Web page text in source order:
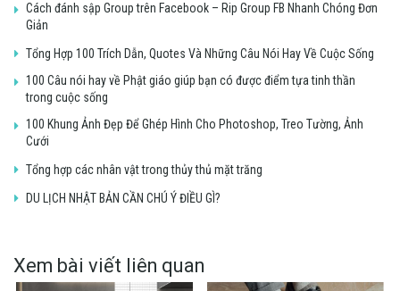
Cách đánh sập Group trên Facebook – Rip Group FB Nhanh Chóng Đơn
Giản
Tổng Hợp 100 Trích Dẫn, Quotes Và Những Câu Nói Hay Về Cuộc Sống
100 Câu nói hay về Phật giáo giúp bạn có được điểm tựa tinh thần
trong cuộc sống
100 Khung Ảnh Đẹp Để Ghép Hình Cho Photoshop, Treo Tường, Ảnh
Cưới
Tổng hợp các nhân vật trong thủy thủ mặt trăng
DU LỊCH NHẬT BẢN CẦN CHÚ Ý ĐIỀU GÌ?
Xem bài viết liên quan